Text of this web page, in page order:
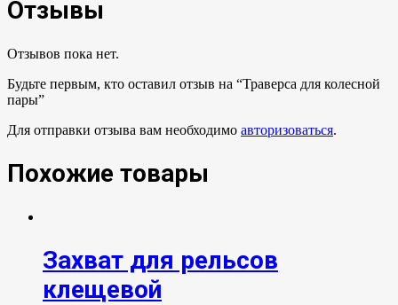
Отзывы
Отзывов пока нет.
Будьте первым, кто оставил отзыв на “Траверса для колесной
пары”
Для отправки отзыва вам необходимо авторизоваться.
Похожие товары
Захват для рельсов
клещевой